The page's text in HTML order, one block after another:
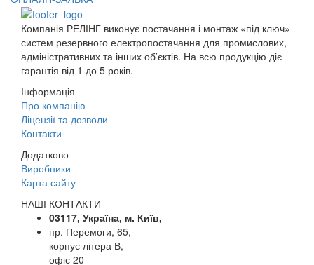
Компанія РЕЛІНГ виконує постачання і монтаж «під ключ»
систем резервного електропостачання для промислових,
адміністративних та інших об’єктів. На всю продукцію діє
гарантія від 1 до 5 років.
Інформація
Про компанію
Ліцензії та дозволи
Контакти
Додатково
Виробники
Карта сайту
НАШІ КОНТАКТИ
03117, Україна, м. Київ,
пр. Перемоги, 65,
корпус літера В,
офіс 20